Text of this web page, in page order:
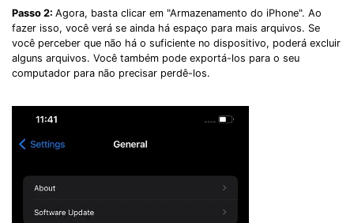
Passo 2: Agora, basta clicar em "Armazenamento do iPhone". Ao
fazer isso, você verá se ainda há espaço para mais arquivos. Se
você perceber que não há o suficiente no dispositivo, poderá excluir
alguns arquivos. Você também pode exportá-los para o seu
computador para não precisar perdê-los.